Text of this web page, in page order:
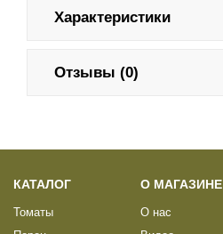
Характеристики
Отзывы (0)
КАТАЛОГ
Томаты
О МАГАЗИНЕ
О нас